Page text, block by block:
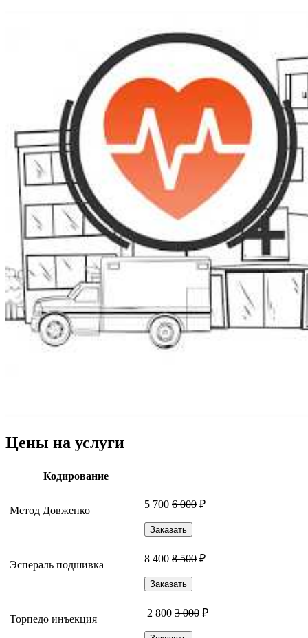
Цены на услуги
Кодирование
Метод Довженко
5 700 6 000 ₽
Заказать
Эспераль подшивка
8 400 8 500 ₽
Заказать
Торпедо инъекция
2 800 3 000 ₽